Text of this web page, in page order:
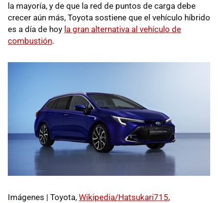
la mayoría, y de que la red de puntos de carga debe
crecer aún más, Toyota sostiene que el vehículo híbrido
es a día de hoy la gran alternativa al vehículo de
combustión.
Imágenes | Toyota, Wikipedia/Hatsukari715,